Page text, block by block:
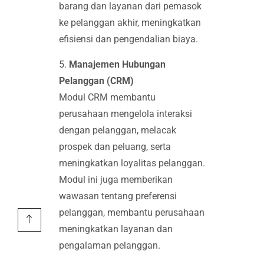
barang dan layanan dari pemasok
ke pelanggan akhir, meningkatkan
efisiensi dan pengendalian biaya.
5. Manajemen Hubungan
Pelanggan (CRM)
Modul CRM membantu
perusahaan mengelola interaksi
dengan pelanggan, melacak
prospek dan peluang, serta
meningkatkan loyalitas pelanggan.
Modul ini juga memberikan
wawasan tentang preferensi
pelanggan, membantu perusahaan
meningkatkan layanan dan
pengalaman pelanggan.